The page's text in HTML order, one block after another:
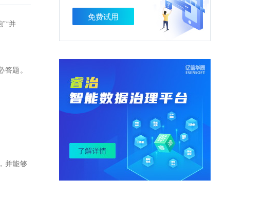
解数据来龙去脉
提供各类数据应用服务，实现资产价
值最大化
方案
提供指标管理指标分析等服务的指标统一管理平台
数据集成、数据交换、数据共享等方面，为企业用户提供云原生仓湖一
并
题。
并能够
免费试用